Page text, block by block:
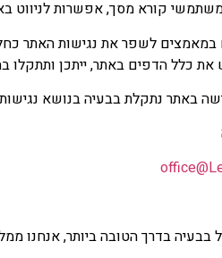
קורא מסך, אפשרות לניווט
לשפר את נגישות האתר
את כלל הדפים באתר, ייתכן
באתר נתקלת בבעיה בנושא
בבעיה בדרך הטובה ביותר, אנחנו